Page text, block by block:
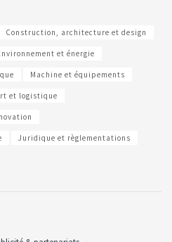
Construction, architecture et design
et énergie
Machine et équipements
et logistique
Juridique et règlementations